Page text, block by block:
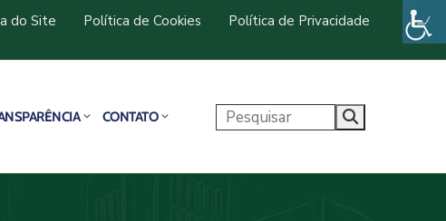
do Site Política de Cookies Política de Privacidade
CONTATO